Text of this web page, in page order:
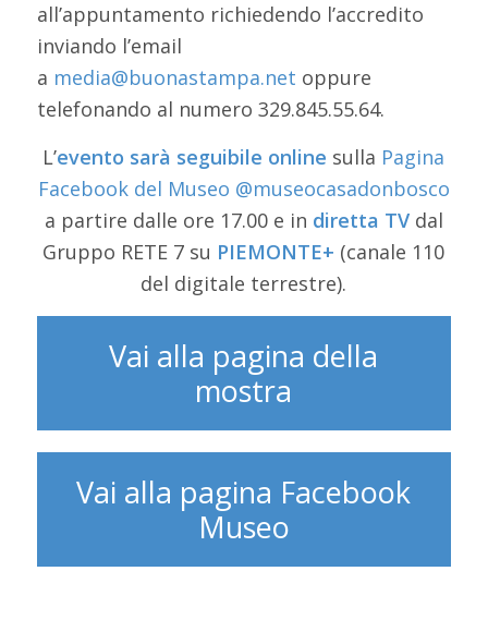
all’appuntamento richiedendo l’accredito
inviando l’email
a media@buonastampa.net oppure
telefonando al numero 329.845.55.64.
L’evento sarà seguibile online sulla Pagina
Facebook del Museo @museocasadonbosco
a partire dalle ore 17.00 e in diretta TVdal
Gruppo RETE 7 su PIEMONTE+ (canale 110
del digitale terrestre).
Vai alla pagina della
mostra
Vai alla pagina Facebook
Museo